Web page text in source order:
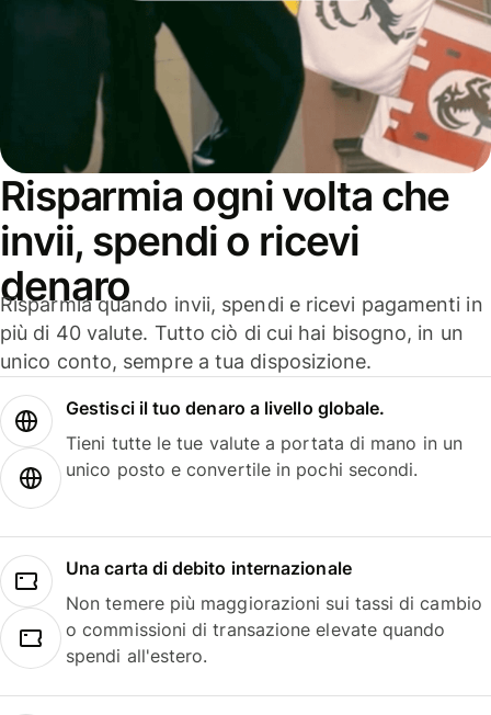
Risparmia ogni volta che
invii, spendi o ricevi
denaro
Risparmia quando invii, spendi e ricevi pagamenti in
più di 40 valute. Tutto ciò di cui hai bisogno, in un
unico conto, sempre a tua disposizione.
Gestisci il tuo denaro a livello globale.
Tieni tutte le tue valute a portata di mano in un
unico posto e convertile in pochi secondi.
Una carta di debito internazionale
Non temere più maggiorazioni sui tassi di cambio
o commissioni di transazione elevate quando
spendi all'estero.